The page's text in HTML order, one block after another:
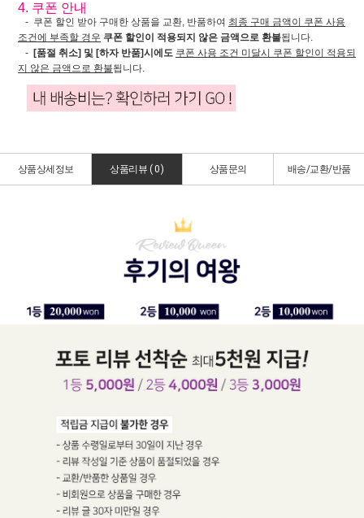
4. 쿠폰 안내
- 쿠폰 할인 받아 구매한 상품을 교환, 반품하여 최종 구매 금액이 쿠폰 사용
조건에 부족할 경우 쿠폰 할인이 적용되지 않은 금액으로 환불됩니다.
- [품절 취소] 및 [하자 반품]시에도 쿠폰 사용 조건 미달시 쿠폰 할인이 적용되
지 않은 금액으로 환불됩니다.
상품상세정보 상품리뷰 ( 0) 상품문의 배송/교환/반품